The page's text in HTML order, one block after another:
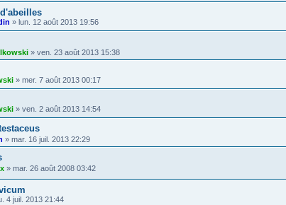
» lun. 12 août 2013 19:56
» ven. 23 août 2013 15:38
» mer. 7 août 2013 00:17
» ven. 2 août 2013 14:54
» mar. 16 juil. 2013 22:29
» mar. 26 août 2008 03:42
4 juil. 2013 21:44